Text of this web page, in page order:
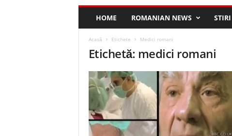
HOME ROMANIAN NEWS STIRI
Acasă Etichete Medici romani
Etichetă: medici romani